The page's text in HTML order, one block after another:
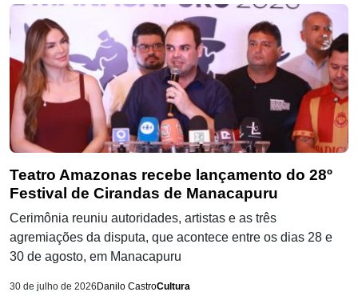
Teatro Amazonas recebe lançamento do 28º
Festival de Cirandas de Manacapuru
Cerimônia reuniu autoridades, artistas e as três
agremiações da disputa, que acontece entre os dias 28 e
30 de agosto, em Manacapuru
30 de julho de 2026 Danilo CastroCultura